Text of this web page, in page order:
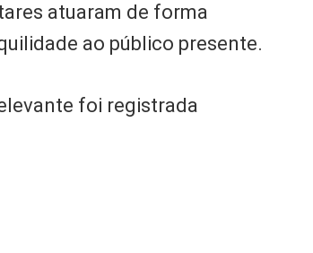
atuaram de forma
ao público presente.
foi registrada